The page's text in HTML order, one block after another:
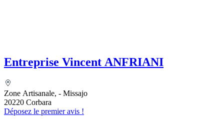
Entreprise Vincent ANFRIANI
Zone Artisanale, - Missajo
20220 Corbara
Déposez le premier avis !